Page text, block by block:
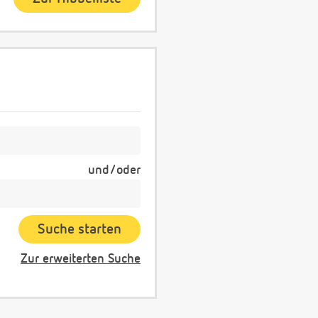
und/oder
Zur erweiterten Suche